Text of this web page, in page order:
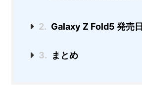
2. Galaxy Z Fold5 発売日
3. まとめ